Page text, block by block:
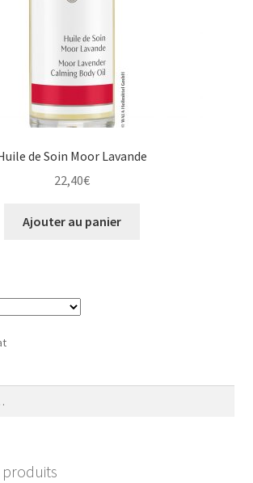
de Soin Moor Lavande
22,40€
Ajouter au panier
produits